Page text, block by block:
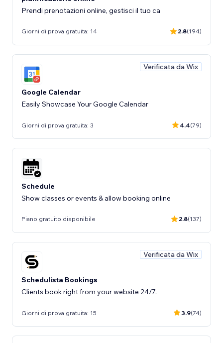
Prendi prenotazioni online, gestisci il tuo ca
Giorni di prova gratuita: 14 2.8(194)
Verificata da Wix
Google Calendar
Easily Showcase Your Google Calendar
Giorni di prova gratuita: 3 4.4(79)
Schedule
Show classes or events & allow booking online
Piano gratuito disponibile 2.8(137)
Verificata da Wix
Schedulista Bookings
Clients book right from your website 24/7.
Giorni di prova gratuita: 15 3.9(74)